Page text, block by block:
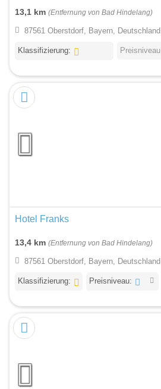
13,1 km (Entfernung von Bad Hindelang)
87561 Oberstdorf, Bayern, Deutschland
Klassifizierung: Preisniveau
Hotel Franks
13,4 km (Entfernung von Bad Hindelang)
87561 Oberstdorf, Bayern, Deutschland
Klassifizierung: Preisniveau: